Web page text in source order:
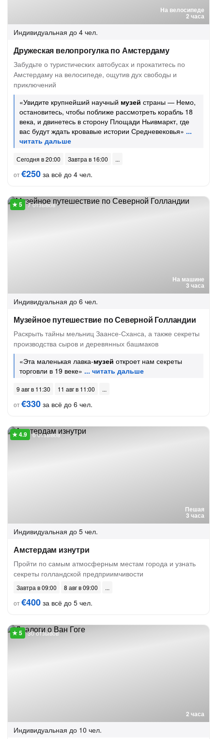
На велосипеде
2 часа
Индивидуальная до 4 чел.
Дружеская велопрогулка по Амстердаму
Забудьте о туристических автобусах и прокатитесь по
Амстердаму на велосипеде, ощутив дух свободы и
приключений
«Увидите крупнейший научный музей страны — Немо,
остановитесь, чтобы поближе рассмотреть корабль 18
века, и двинетесь в сторону Площади Ньивмаркт, где
вас будут ждать кровавые истории Средневековья»
Сегодня в 20:00
Завтра в 16:00
от€250 за всё до 4 чел.
На машине
3 часа
7 отзывов
Индивидуальная до 6 чел.
Музейное путешествие по Северной Голландии
Раскрыть тайны мельниц Заансе-Сханса, а также секреты
производства сыров и деревянных башмаков
«Эта маленькая лавка-музей откроет нам секреты
торговли в 19 веке»
9 авг в 11:30
11 авг в 11:00
от€330 за всё до 6 чел.
Пешая
3 часа
6 отзывов
Индивидуальная до 5 чел.
Амстердам изнутри
Пройти по самым атмосферным местам города и узнать
секреты голландской предприимчивости
Завтра в 09:00
8 авг в 09:00
от€400 за всё до 5 чел.
2 часа
30 отзывов
Индивидуальная до 10 чел.